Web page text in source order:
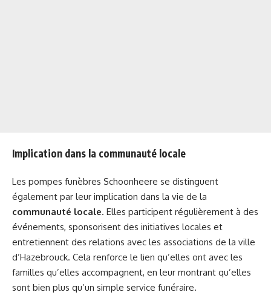
Implication dans la communauté locale
Les pompes funèbres Schoonheere se distinguent
également par leur implication dans la vie de la
communauté locale. Elles participent régulièrement à des
événements, sponsorisent des initiatives locales et
entretiennent des relations avec les associations de la ville
d’Hazebrouck. Cela renforce le lien qu’elles ont avec les
familles qu’elles accompagnent, en leur montrant qu’elles
sont bien plus qu’un simple service funéraire.